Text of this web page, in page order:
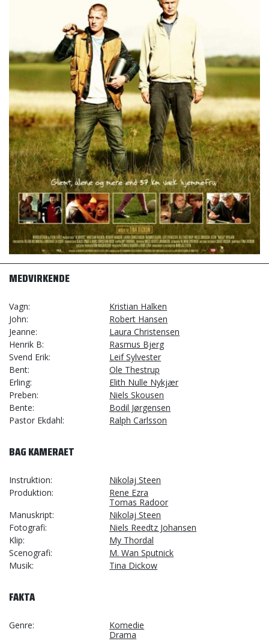
MEDVIRKENDE
Vagn
Kristian Halken
John
Robert Hansen
Jeanne
Laura Christensen
Henrik B
Rasmus Bjerg
Svend Erik
Leif Sylvester
Bent
Ole Thestrup
Erling
Elith Nulle Nykjær
Preben
Niels Skousen
Bente
Bodil Jørgensen
Pastor Ekdahl
Ralph Carlsson
BAG KAMERAET
Instruktion
Nikolaj Steen
Produktion
Rene Ezra
Tomas Radoor
Manuskript
Nikolaj Steen
Fotografi
Niels Reedtz Johansen
Klip
My Thordal
Scenografi
M. Wan Sputnick
Musik
Tina Dickow
FAKTA
Genre
Komedie
Drama